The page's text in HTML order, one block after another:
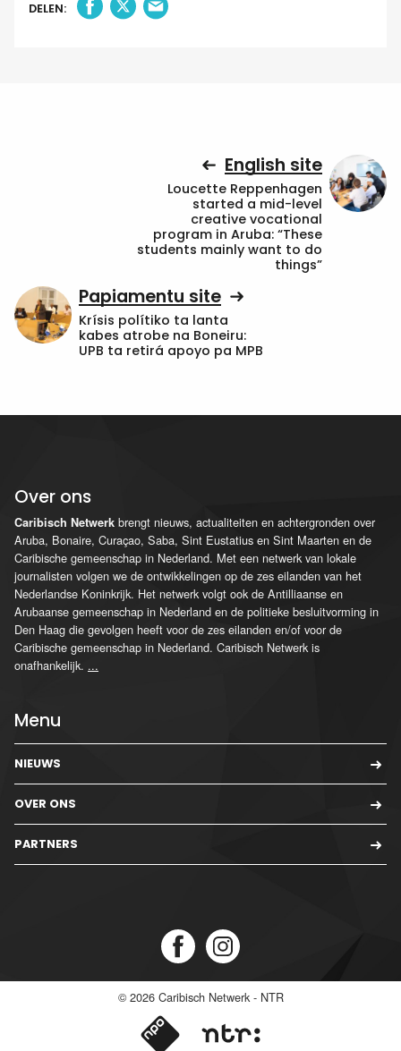
DELEN:
English site
Loucette Reppenhagen
started a mid-level
creative vocational
program in Aruba: “These
students mainly want to do
things”
Papiamentu site
Krísis polítiko ta lanta
kabes atrobe na Boneiru:
UPB ta retirá apoyo pa MPB
Over ons
Caribisch Netwerk brengt nieuws, actualiteiten en achtergronden over
Aruba, Bonaire, Curaçao, Saba, Sint Eustatius en Sint Maarten en de
Caribische gemeenschap in Nederland. Met een netwerk van lokale
journalisten volgen we de ontwikkelingen op de zes eilanden van het
Nederlandse Koninkrijk. Het netwerk volgt ook de Antilliaanse en
Arubaanse gemeenschap in Nederland en de politieke besluitvorming in
Den Haag die gevolgen heeft voor de zes eilanden en/of voor de
Caribische gemeenschap in Nederland. Caribisch Netwerk is
onafhankelijk. ...
Menu
NIEUWS
OVER ONS
PARTNERS
© 2026 Caribisch Netwerk - NTR